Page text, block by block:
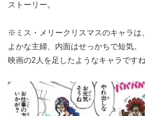
ストーリー。
※ミス・メリークリスマスのキャラは
よかな主婦、内面はせっかちで短気。
映画の2人を足したようなキャラですね